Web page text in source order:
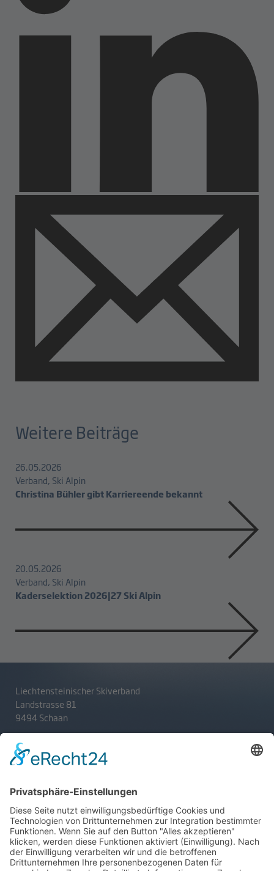
Weitere Beiträge
26.05.2026
Verband, Ski Alpin
Christina Bühler gibt Karriereende bekannt
20.05.2026
Verband, Ski Alpin
Kaderselektion 2026|27 Ski Alpin
Liechtensteinischer Skiverband
Landstrasse 81
9494 Schaan
T+423 233 36 30
admin@lsv.li
Ski Alpin
Ski Nordisch
Winter-Highlights
Aktuelles
Verband
Selektionsrichtlinien
Kontakt
Impressum